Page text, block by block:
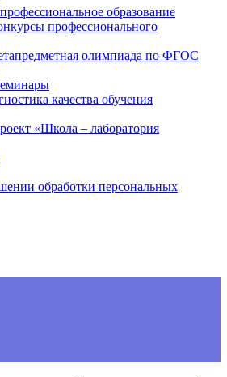
образование
профессионального
олимпиада по ФГОС
качества обучения
«Школа – лаборатория
обработки персональных